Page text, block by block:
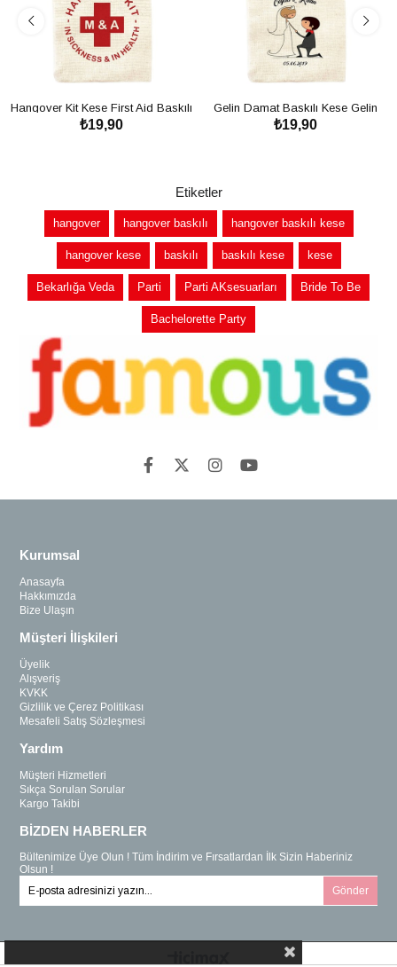
Hangover Kit Kese First Aid Baskılı
Kese - Bekarlığa Veda Partisi
₺19,90
Gelin Damat Baskılı Kese Gelin
Damat
₺19,90
Etiketler
hangover hangover baskılı hangover baskılı kese
hangover kese baskılı baskılı kese kese
Bekarlığa Veda Parti Parti AKsesuarları Bride To Be
Bachelorette Party
Kurumsal
Anasayfa
Hakkımızda
Bize Ulaşın
Müşteri İlişkileri
Üyelik
Alışveriş
KVKK
Gizlilik ve Çerez Politikası
Mesafeli Satış Sözleşmesi
Yardım
Müşteri Hizmetleri
Sıkça Sorulan Sorular
Kargo Takibi
BİZDEN HABERLER
Bültenimize Üye Olun ! Tüm İndirim ve Fırsatlardan İlk Sizin Haberiniz
Olsun !
Gönder